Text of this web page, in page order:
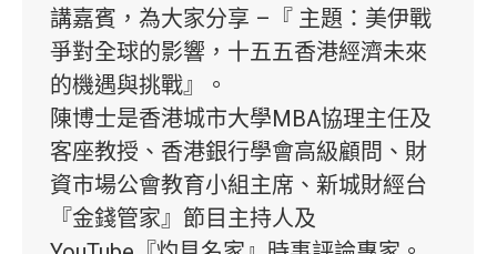
講嘉賓，為大家分享 –『 主題：美伊戰
爭對全球的影響，十五五香港經濟未來
的機遇與挑戰』。
陳博士是香港城市大學MBA協理主任及
客座教授、香港銀行學會高級顧問、財
資市場公會教育小組主席、新城財經台
『金錢管家』節目主持人及